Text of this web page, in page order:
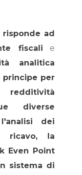
ad
fiscali e
analitica
principe per
redditività
diverse
l'analisi dei
la
Even Point
sistema di